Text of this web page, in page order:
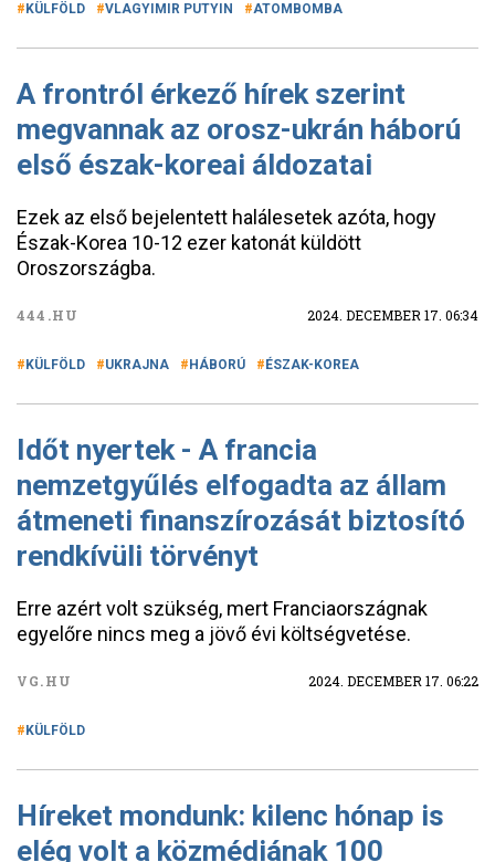
KÜLFÖLD VLAGYIMIR PUTYIN ATOMBOMBA
A frontról érkező hírek szerint
megvannak az orosz-ukrán háború
első észak-koreai áldozatai
Ezek az első bejelentett halálesetek azóta, hogy
Észak-Korea 10-12 ezer katonát küldött
Oroszországba.
444.HU 2024. DECEMBER 17. 06:34
KÜLFÖLD UKRAJNA HÁBORÚ ÉSZAK-KOREA
Időt nyertek - A francia
nemzetgyűlés elfogadta az állam
átmeneti finanszírozását biztosító
rendkívüli törvényt
Erre azért volt szükség, mert Franciaországnak
egyelőre nincs meg a jövő évi költségvetése.
VG.HU 2024. DECEMBER 17. 06:22
KÜLFÖLD
Híreket mondunk: kilenc hónap is
elég volt a közmédiának 100